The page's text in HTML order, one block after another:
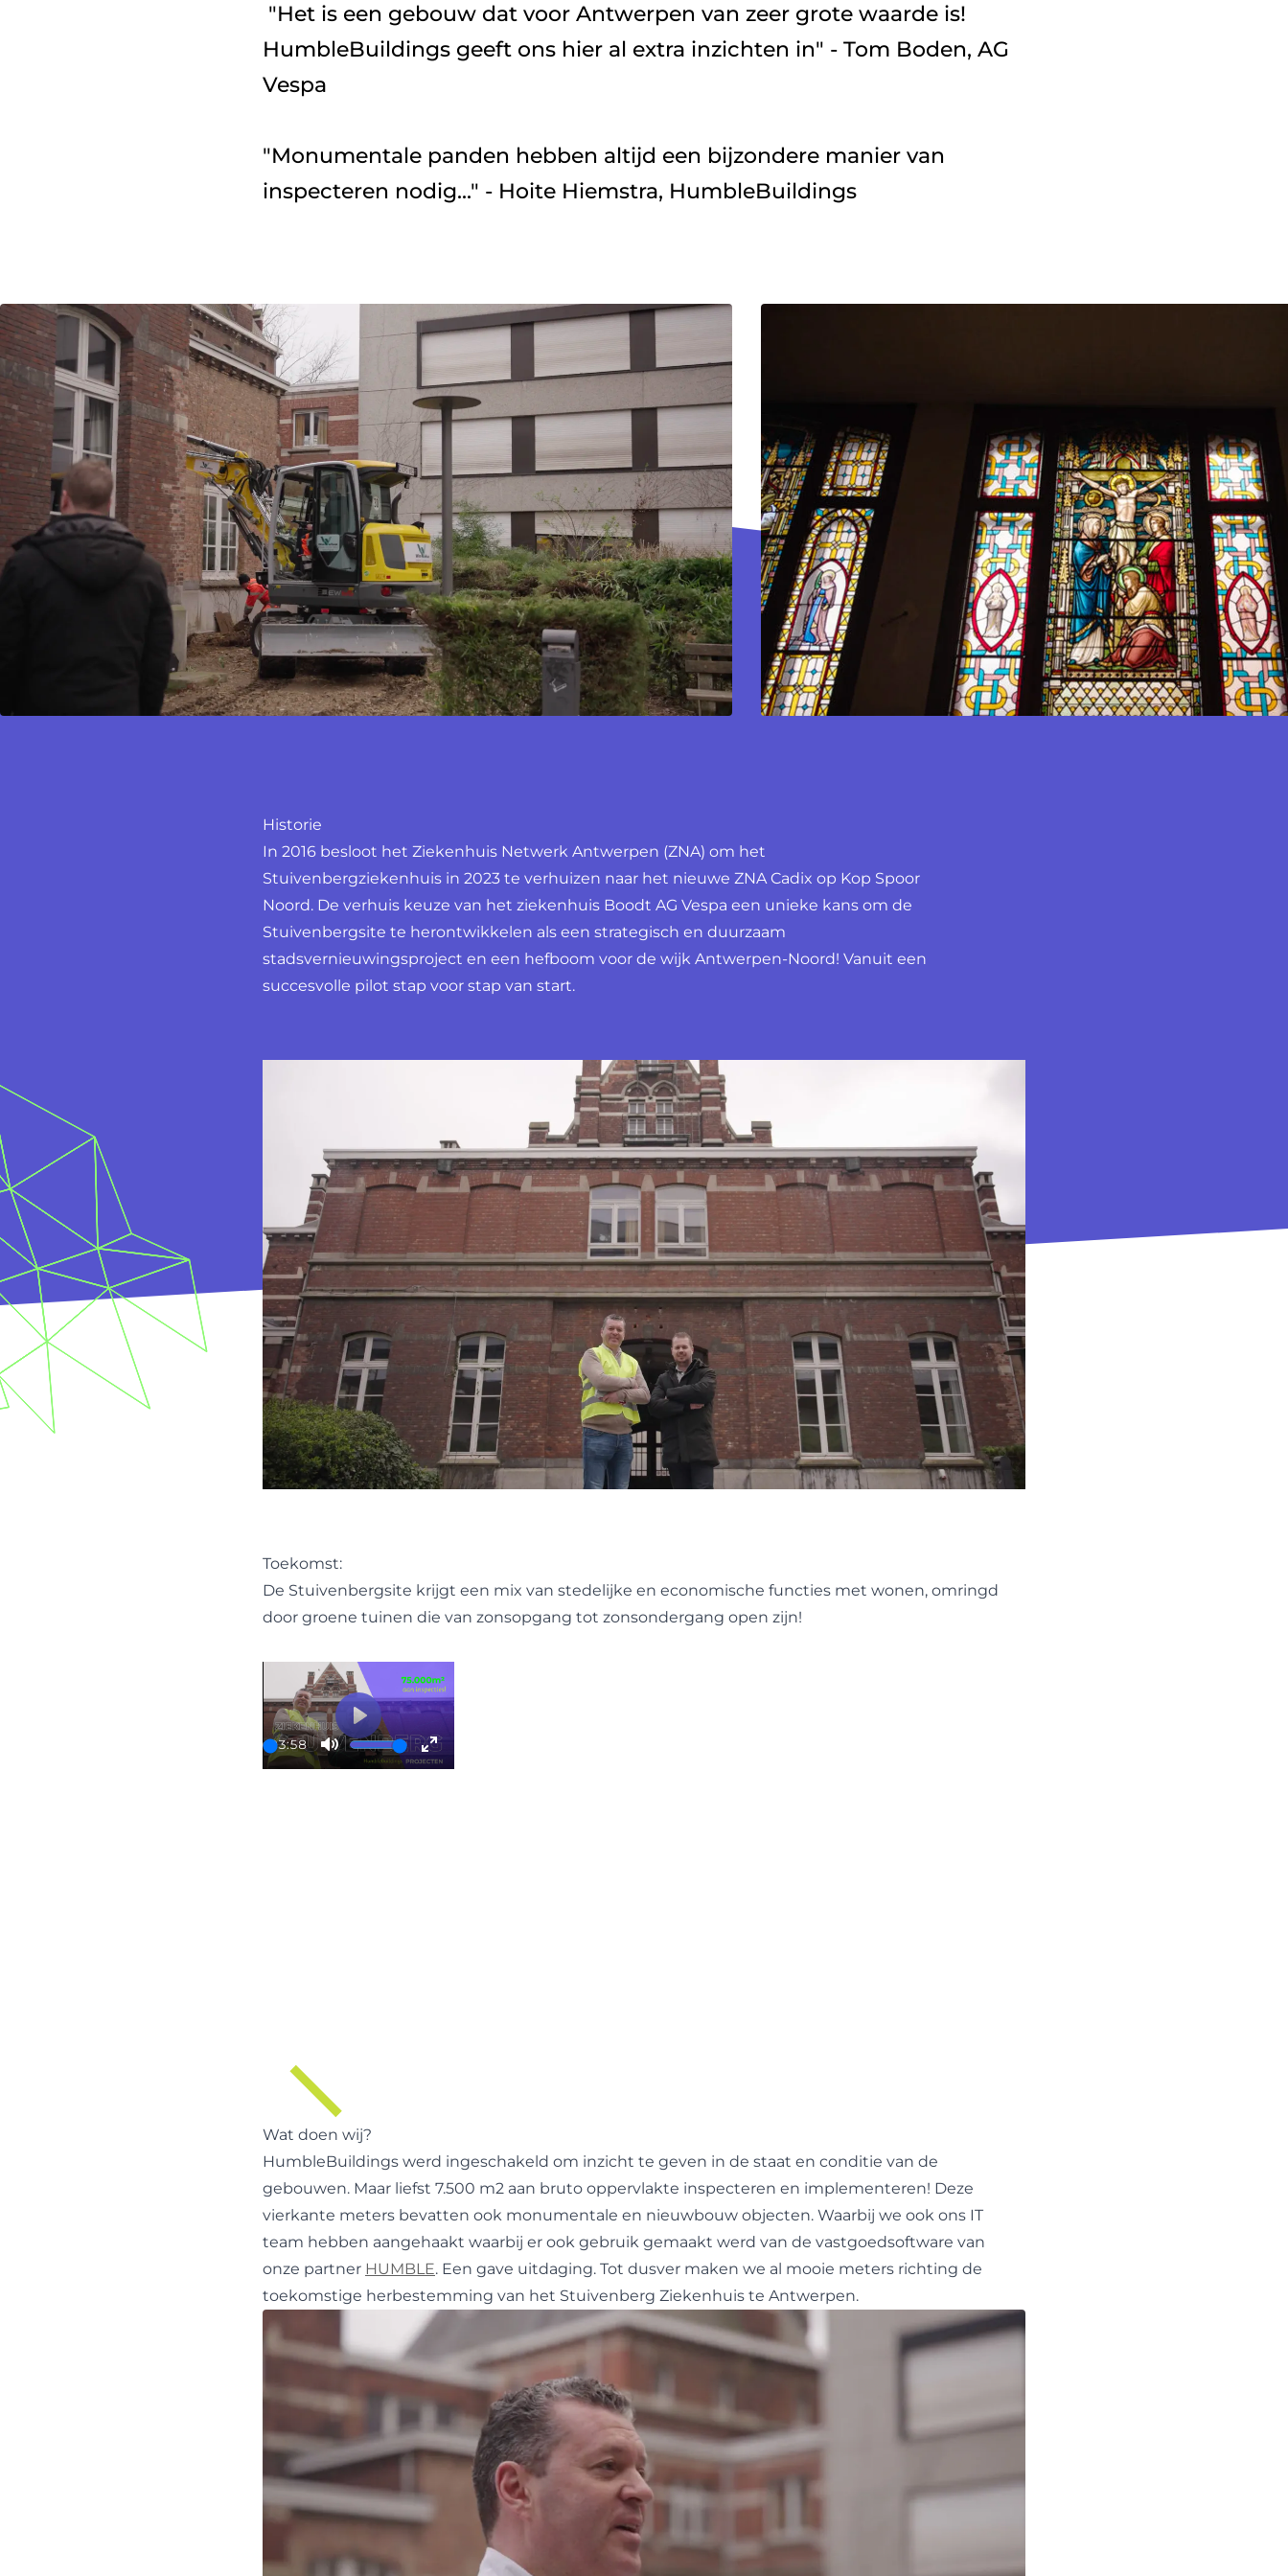
HumbleBuildings geeft ons hier al extra inzichten in" - Tom Boden, AG
Vespa
"Monumentale panden hebben altijd een bijzondere manier van
inspecteren nodig..." - Hoite Hiemstra, HumbleBuildings
Historie
In 2016 besloot het Ziekenhuis Netwerk Antwerpen (ZNA) om het
Stuivenbergziekenhuis in 2023 te verhuizen naar het nieuwe ZNA Cadix op Kop Spoor
Noord. De verhuis keuze van het ziekenhuis Boodt AG Vespa een unieke kans om de
Stuivenbergsite te herontwikkelen als een strategisch en duurzaam
stadsvernieuwingsproject en een hefboom voor de wijk Antwerpen-Noord! Vanuit een
succesvolle pilot stap voor stap van start.
Toekomst:
De Stuivenbergsite krijgt een mix van stedelijke en economische functies met wonen, omringd
door groene tuinen die van zonsopgang tot zonsondergang open zijn!
Play
03:58
Mute
Enter
Play
Wat doen wij?
HumbleBuildings werd ingeschakeld om inzicht te geven in de staat en conditie van de
gebouwen. Maar liefst 7.500 m2 aan bruto oppervlakte inspecteren en implementeren! Deze
vierkante meters bevatten ook monumentale en nieuwbouw objecten. Waarbij we ook ons IT
team hebben aangehaakt waarbij er ook gebruik gemaakt werd van de vastgoedsoftware van
onze partner HUMBLE. Een gave uitdaging. Tot dusver maken we al mooie meters richting de
toekomstige herbestemming van het Stuivenberg Ziekenhuis te Antwerpen.